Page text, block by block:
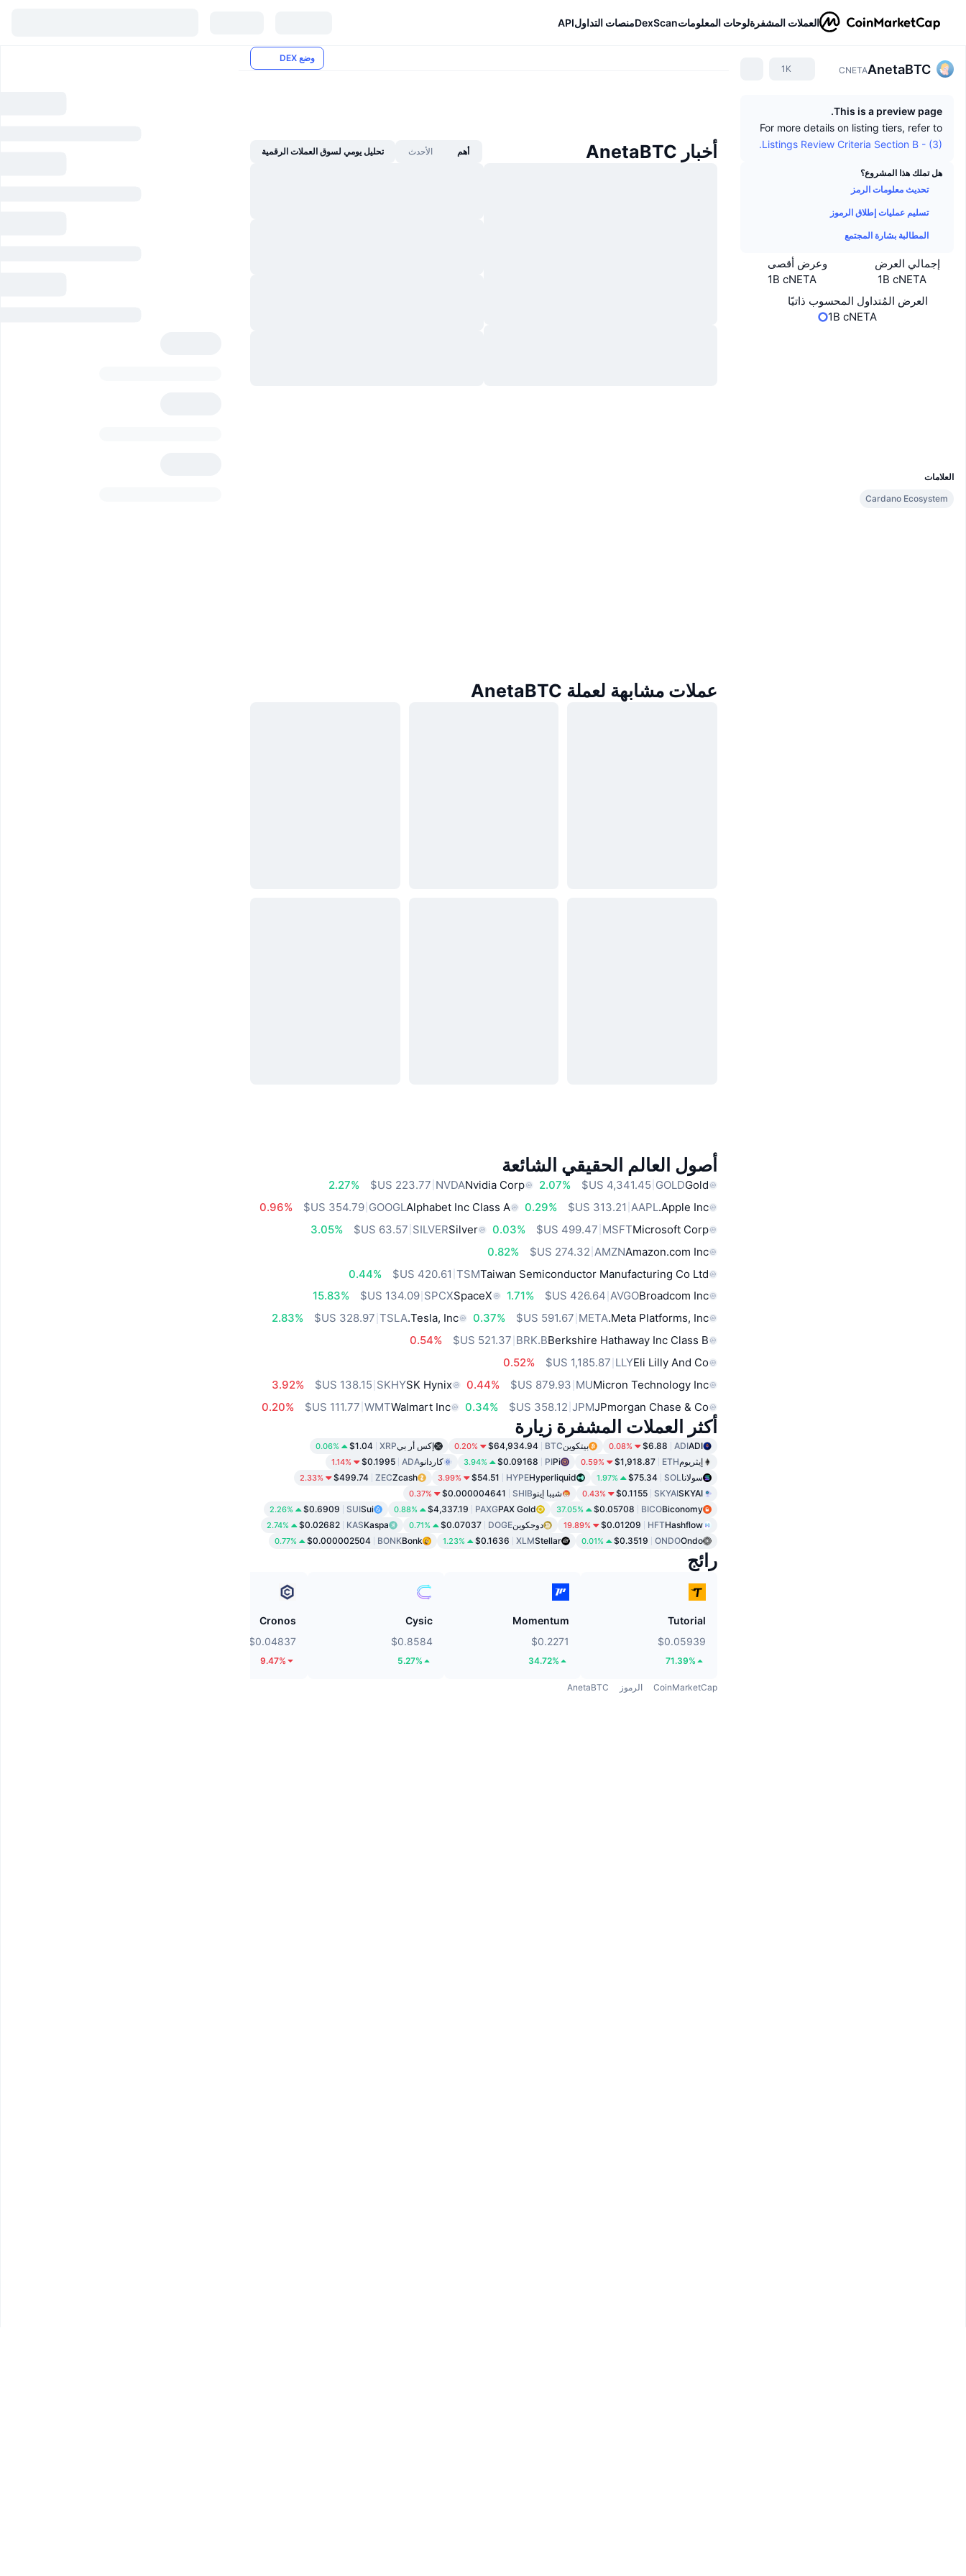
العملات المشفرةلوحات المعلوماتDexScanمنصات التداولAPI
AnetaBTC
CNETA
1K
This is a preview page.
For more details on listing tiers, refer to
Listings Review Criteria Section B - (3).
هل تملك هذا المشروع؟
تحديث معلومات الرمز
تسليم عمليات إطلاق الرموز
المطالبة بشارة المجتمع
إجمالي العرض
1B cNETA
وعرض أقصى
1B cNETA
العرض المُتداول المحسوب ذاتيًا
1B cNETA
العلامات
Cardano Ecosystem
وضع DEX
أخبار AnetaBTC أهم الأحدث تحليل يومي لسوق العملات الرقمية
عملات مشابهة لعملة AnetaBTC
أصول العالم الحقيقي الشائعة
Gold
GOLD
2.07%
Nvidia Corp
NVDA
2.27%
Apple Inc.
AAPL
0.29%
Alphabet Inc Class A
GOOGL
‏354.79 US$
0.96%
Microsoft Corp
MSFT
0.03%
Silver
SILVER
3.05%
Amazon.com Inc
AMZN
0.82%
Taiwan Semiconductor Manufacturing Co Ltd
TSM
0.44%
Broadcom Inc
AVGO
1.71%
SpaceX
SPCX
‏134.09 US$
15.83%
Meta Platforms, Inc.
META
0.37%
Tesla, Inc.
TSLA
2.83%
Berkshire Hathaway Inc Class B
BRK.B
0.54%
Eli Lilly And Co
LLY
0.52%
Micron Technology Inc
MU
0.44%
SK Hynix
SKHY
3.92%
JPmorgan Chase & Co
JPM
0.34%
Walmart Inc
WMT
0.20%
أكثر العملات المشفرة زيارة
ADI
ADI
$6.88
0.08% بيتكوينBTC
$64,934.94
0.20% إكس أر بيXRP
$1.04
0.06%
إيثريومETH
$1,918.87
0.59%
Pi
PI
$0.09168
3.94% كاردانوADA
$0.1995
1.14%
سولانا SOL
$75.34
1.97%
Hyperliquid
HYPE
$54.51
3.99%
Zcash
ZEC
$499.74
2.33%
SKYAI
SKYAI
$0.1155
0.43% شيبا إينوSHIB
$0.000004641
0.37%
Biconomy
BICO
$0.05708
37.05%
PAX Gold
PAXG
$4,337.19
0.88%
Sui
SUI
$0.6909
2.26%
Hashflow
HFT
$0.01209
19.89% دوجكوينDOGE
$0.07037
0.71%
Kaspa
KAS
$0.02682
2.74%
Ondo
ONDO
$0.3519
0.01%
Stellar
XLM
$0.1636
1.23%
Bonk
BONK
$0.000002504
0.77%
رائج
Tutorial
$0.05939
71.39%
Momentum
$0.2271
34.72%
Cysic
$0.8584
5.27%
Cronos
$0.04837
9.47%
CoinMarketCap الرموز AnetaBTC